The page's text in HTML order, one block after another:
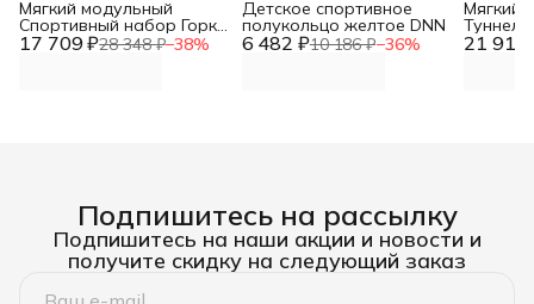
17 709 ₽28 348 ₽−38%
Мягкий модульный
Спортивный набор Горка
+куб+ ступень с 6 482 ₽10 186 ₽−36%
Детское спортивное
полукольцо желтое DNN
21 918
Мягкий
секции)
Подпишитесь на рассылку
Подпишитесь на наши акции и новости и
получите скидку на следующий заказ